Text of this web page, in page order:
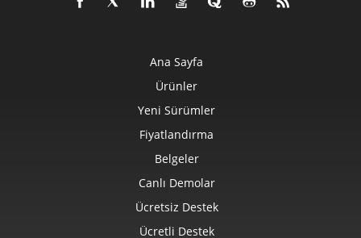
Ana Sayfa
Ürünler
Yeni Sürümler
Fiyatlandırma
Belgeler
Canlı Demolar
Ücretsiz Destek
Ücretli Destek